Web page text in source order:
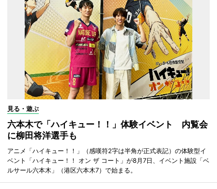
見る・遊ぶ
六本木で「ハイキュー！！」体験イベント 内覧会
に柳田将洋選手も
アニメ「ハイキュー！！」（感嘆符2字は半角が正式表記）の体験型イ
ベント「ハイキュー！！ オン ザ コート」が8月7日、イベント施設「ベ
ルサール六本木」（港区六本木7）で始まる。